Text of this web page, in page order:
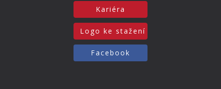
Kariéra
Logo ke stažení
Facebook